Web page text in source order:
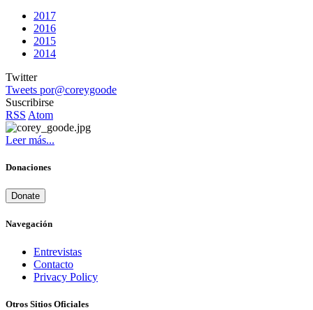
2017
2016
2015
2014
Twitter
Tweets por@coreygoode
Suscribirse
RSS Atom
Leer más...
Donaciones
Donate
Navegación
Entrevistas
Contacto
Privacy Policy
Otros Sitios Oficiales